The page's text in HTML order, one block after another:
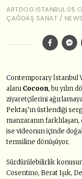
ARTDOG ISTANBUL 05
ÇAĞDAŞ SANAT / NEWS
Contemporary İstanbul
alanı Cocoon, bu yılın
ziyaretçilerini
Pektaş’ın üstlendiği
manzaranın farklılaşan,
ise videonun içinde
temsiline dönüşüyor.
Sürdürülebilirlik
Cosentino, Berat Işık,